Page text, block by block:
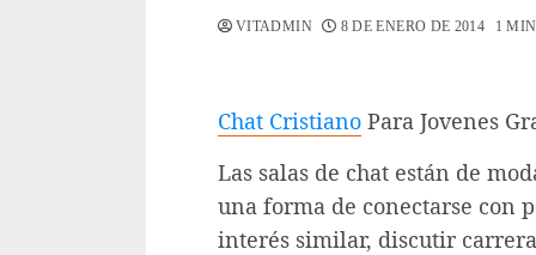
VITADMIN 8 DE ENERO DE 2014 1
Chat Cristiano Para Jovenes
Las salas de chat están de
una forma de conectarse con
interés similar, discutir